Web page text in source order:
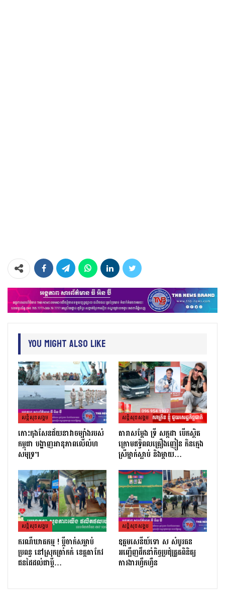
You Might Also Like
សន្តិសុខសង្គម
កោះកុងសែនជ័យនាវាចម្បាំងរបស់
កម្ពុជា បង្ហាញអានុភាពលើលំហ
សមុទ្រ។
សន្តិសុខសង្គម
តារាសម្ដែង ទ្រី សក្កដា បើកស្ថិត
ក្រោមឥទ្ធិពលគ្រឿងញៀន កិនក្មេង
ស្រីម្នាក់ស្លាប់ និងម្ដាយ…
សន្តិសុខសង្គម
ករណីឃាតកម្ម ! ប្ដីចាក់សម្លាប់
ប្រពន្ធ នៅស្រុកត្រាំកក់ ខេត្តតាកែវ
ជនដៃដល់ជាប្ដី…
សន្តិសុខសង្គម
ឧត្តមសេនីយ៍ទោ ស សំបូរធន
អញ្ជើញដឹកនាំកិច្ចប្រជុំត្រួតពិនិត្យ​
ការងារហ្វឹកហ្វឺន